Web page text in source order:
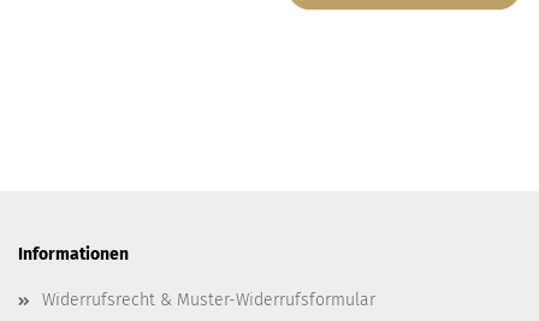
Informationen
Widerrufsrecht & Muster-Widerrufsformular